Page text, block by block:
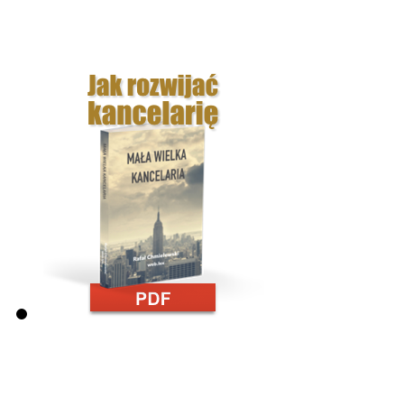
Z mojego punktu widzenia usługi świadczone przez
Ref no. 3
Korzystanie z usług pana Rafała Chmielewskiego,